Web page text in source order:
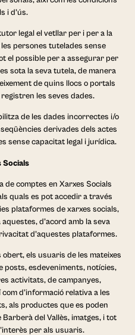
i d’ús.
legal el vetllar per i per a la
persones tutelades sense
el possible per a assegurar per
sota la seva tutela, de manera
de quins llocs o portals
les seves dades.
de les dades incorrectes i/o
derivades dels actes
sense capacitat legal i jurídica.
Socials
de comptes en Xarxes Socials
quals es pot accedir a través
plataformes de xarxes socials,
d’acord amb la seva
d’aquestes plataformes.
els usuaris de les mateixes
posts, esdeveniments, notícies,
activitats, de campanyes,
d’informació relativa a les
als productes que es poden
del Vallès, imatges, i tot
per als usuaris.